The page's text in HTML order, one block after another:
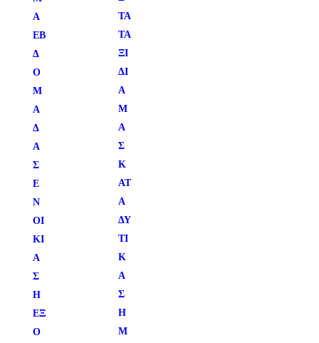
Α
ΕΒ
Δ
Ο
Μ
Α
Δ
Α
Σ
Ε
Ν
ΟΙ
ΚΊ
Α
Σ
Η
ΕΞ
Ο
ΤΑ
ΤΑ
ΞΊ
ΔΙ
Α
Μ
Α
Σ
Κ
ΑΤ
Α
ΔΥ
ΤΙ
Κ
Ά
Σ
Η
Μ